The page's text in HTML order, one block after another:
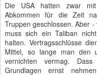
Die USA hatten zwar
Abkommen für die Zeit
Truppen geschlossen. Aber
muss sich ein Taliban
halten. Vertragsschlüsse
Mittel, so lange man den
vernichten vermag.
Grundlagen ernst